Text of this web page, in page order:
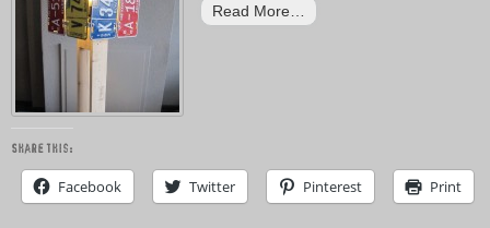
Read More…
Share this:
Facebook Twitter Pinterest Print